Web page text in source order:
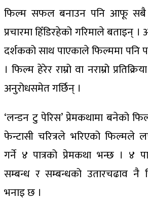
फिल्म सफल बनाउन पनि आफू सबै
प्रचारमा हिँडिरहेको गरिमाले बताइन्
दर्शकको साथ पाएकाले फिल्ममा पनि
। फिल्म हेरेर राम्रो वा नराम्रो
अनुरोधसमेत गर्छिन् ।
‘लन्डन टु पेरिस’ प्रेमकथामा बनेको
फेन्टासी चरित्रले भरिएको फिल्मले
गर्ने ४ पात्रको प्रेमकथा भन्छ । ४
सम्बन्ध र सम्बन्धको उतारचढाव
भनाइ छ ।